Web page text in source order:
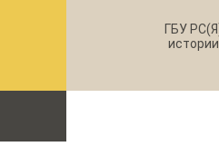
ГБУ